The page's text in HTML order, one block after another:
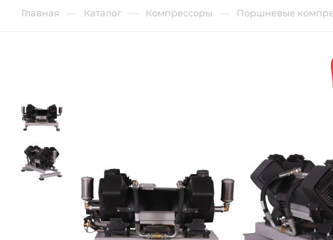
Главная — Каталог — Компрессоры — Поршневые